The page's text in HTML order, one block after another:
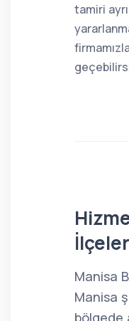
tamiri
İlçeler
Manisa
Manisa
bölgede